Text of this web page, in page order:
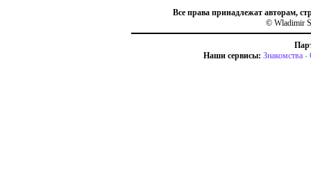
Все права принадлежат авторам,
© Wladimir
Наши сервисы: Знакомства -